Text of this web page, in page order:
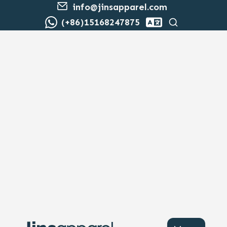
info@jinsapparel.com
(+86)15168247875
Rechercher